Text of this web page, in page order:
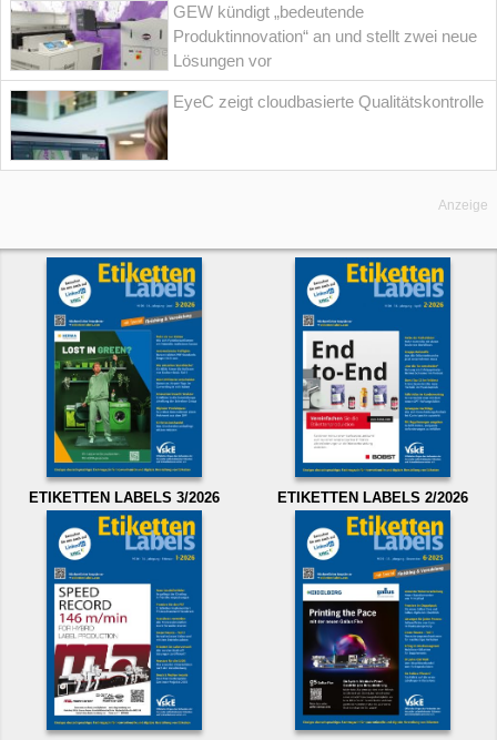
GEW kündigt „bedeutende
Produktinnovation“ an und stellt zwei neue
Lösungen vor
EyeC zeigt cloudbasierte Qualitätskontrolle
Anzeige
ETIKETTEN LABELS 3/2026 ETIKETTEN LABELS 2/2026